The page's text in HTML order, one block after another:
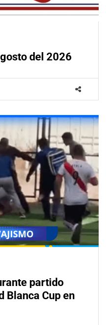
del 2026
partido
Blanca Cup en